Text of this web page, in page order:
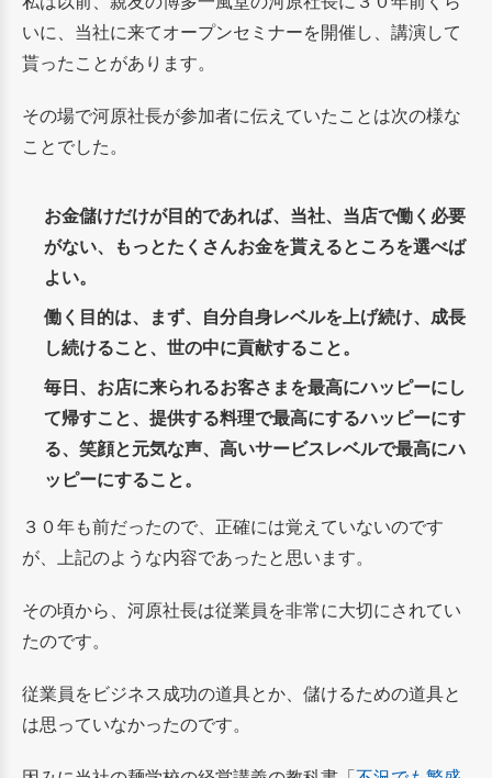
いに、当社に来てオープンセミナーを開催し、講演して
貰ったことがあります。
その場で河原社長が参加者に伝えていたことは次の様な
ことでした。
お金儲けだけが目的であれば、当社、当店で働く必要
がない、もっとたくさんお金を貰えるところを選べば
よい。
働く目的は、まず、自分自身レベルを上げ続け、成長
し続けること、世の中に貢献すること。
毎日、お店に来られるお客さまを最高にハッピーにし
て帰すこと、提供する料理で最高にするハッピーにす
る、笑顔と元気な声、高いサービスレベルで最高にハ
ッピーにすること。
３０年も前だったので、正確には覚えていないのです
が、上記のような内容であったと思います。
その頃から、河原社長は従業員を非常に大切にされてい
たのです。
従業員をビジネス成功の道具とか、儲けるための道具と
は思っていなかったのです。